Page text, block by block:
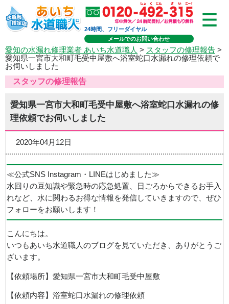
24時間、フリーダイヤル
メールでのお問い合わせ
愛知の水漏れ修理業者 あいち水道職人 > スタッフの修理報告 >
愛知県一宮市大和町毛受中屋敷へ浴室蛇口水漏れの修理依頼で
お伺いしました
スタッフの修理報告
愛知県一宮市大和町毛受中屋敷へ浴室蛇口水漏れの修
理依頼でお伺いしました
2020年04月12日
≪公式SNS Instagram・LINEはじめました≫
水回りの豆知識や緊急時の応急処置、日ごろからできるお手入
れなど、水に関わるお得な情報を発信していきますので、ぜひ
フォローをお願いします！
こんにちは。
いつもあいち水道職人のブログを見ていただき、ありがとうご
ざいます。
【依頼場所】 愛知県一宮市大和町毛受中屋敷
【依頼内容】 浴室蛇口水漏れの修理依頼